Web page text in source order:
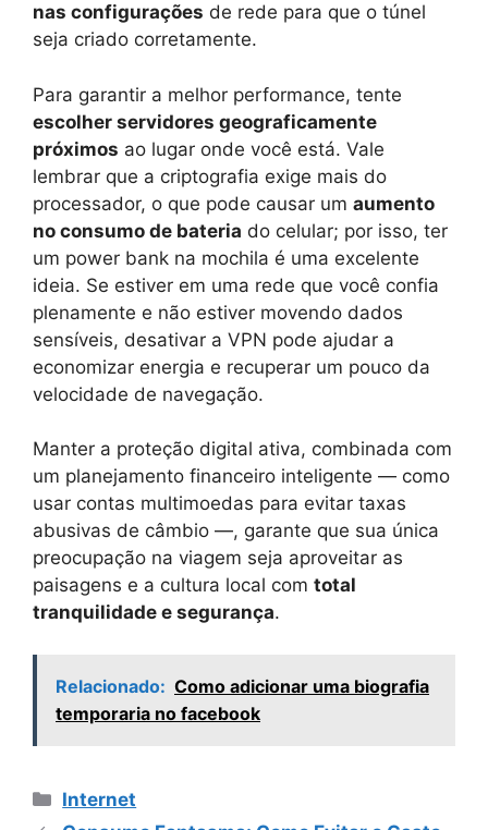
nas configurações de rede para que o túnel
seja criado corretamente.
Para garantir a melhor performance, tente
escolher servidores geograficamente
próximos ao lugar onde você está. Vale
lembrar que a criptografia exige mais do
processador, o que pode causar um aumento
no consumo de bateria do celular; por isso, ter
um power bank na mochila é uma excelente
ideia. Se estiver em uma rede que você confia
plenamente e não estiver movendo dados
sensíveis, desativar a VPN pode ajudar a
economizar energia e recuperar um pouco da
velocidade de navegação.
Manter a proteção digital ativa, combinada com
um planejamento financeiro inteligente — como
usar contas multimoedas para evitar taxas
abusivas de câmbio —, garante que sua única
preocupação na viagem seja aproveitar as
paisagens e a cultura local com total
tranquilidade e segurança.
Relacionado: Como adicionar uma biografia
temporaria no facebook
Categorias
Internet